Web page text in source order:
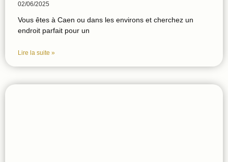
02/06/2025
Vous êtes à Caen ou dans les environs et cherchez un
endroit parfait pour un
Lire la suite »